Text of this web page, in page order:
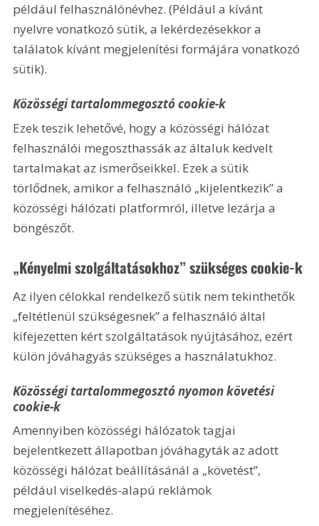
például felhasználónévhez. (Például a kívánt
nyelvre vonatkozó sütik, a lekérdezésekkor a
találatok kívánt megjelenítési formájára vonatkozó
sütik).
Közösségi tartalommegosztó cookie-k
Ezek teszik lehetővé, hogy a közösségi hálózat
felhasználói megoszthassák az általuk kedvelt
tartalmakat az ismerőseikkel. Ezek a sütik
törlődnek, amikor a felhasználó „kijelentkezik” a
közösségi hálózati platformról, illetve lezárja a
böngészőt.
„Kényelmi szolgáltatásokhoz” szükséges cookie-k
Az ilyen célokkal rendelkező sütik nem tekinthetők
„feltétlenül szükségesnek” a felhasználó által
kifejezetten kért szolgáltatások nyújtásához, ezért
külön jóváhagyás szükséges a használatukhoz.
Közösségi tartalommegosztó nyomon követési
cookie-k
Amennyiben közösségi hálózatok tagjai
bejelentkezett állapotban jóváhagyták az adott
közösségi hálózat beállításánál a „követést”,
például viselkedés-alapú reklámok
megjelenítéséhez.